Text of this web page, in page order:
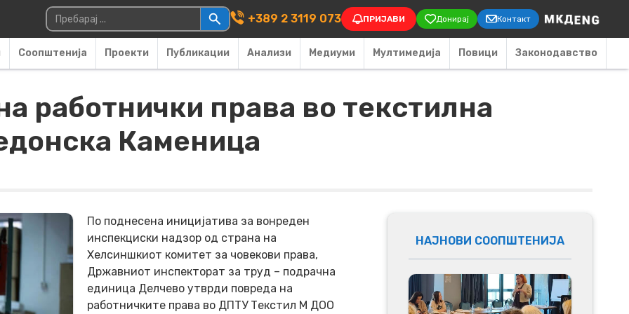
Main Navigation
Пребарувај за: +389 2 3119 073 ПРИЈАВИ Донирај Контакт
Соопштенија Проекти Публикации Анализи Медиуми Мултимедија Повици Законодавство
работнички права во текcтилна
Каменица
По поднесена иницијатива за вонреден
инспекциски надзор од страна на
Хелсиншкиот комитет за човекови права,
Државниот инспекторат за труд – подрачна
единица Делчево утврди повреда на
работничките права во ДПТУ Текстил М ДОО
НАЈНОВИ СООПШТЕНИЈА